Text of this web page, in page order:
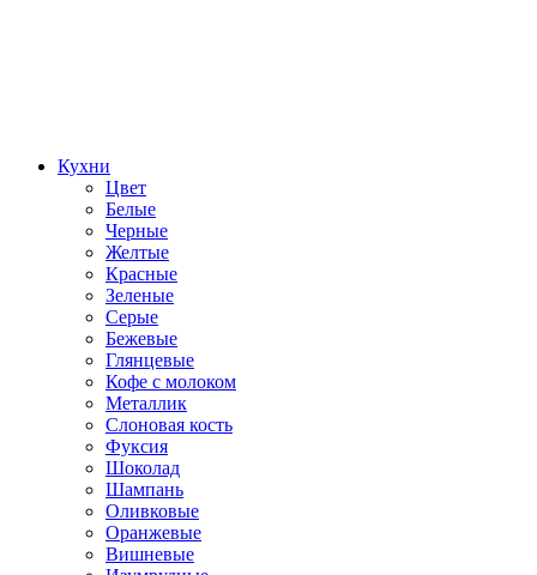
Кухни
Цвет
Белые
Черные
Желтые
Красные
Зеленые
Серые
Бежевые
Глянцевые
Кофе с молоком
Металлик
Слоновая кость
Фуксия
Шоколад
Шампань
Оливковые
Оранжевые
Вишневые